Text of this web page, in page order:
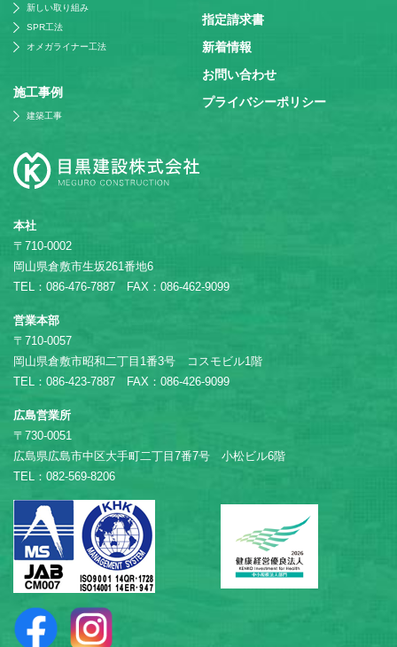
本社
〒710-0002
岡山県倉敷市生坂261番地6
TEL：086-476-7887 FAX：086-462-9099
営業本部
〒710-0057
岡山県倉敷市昭和二丁目1番3号 コスモビル1階
TEL：086-423-7887 FAX：086-426-9099
広島営業所
〒730-0051
広島県広島市中区大手町二丁目7番7号 小松ビル6階
TEL：082-569-8206
新しい取り組み
SPR工法
オメガライナー工法
施⼯事例
建築工事
指定請求書
新着情報
お問い合わせ
プライバシーポリシー